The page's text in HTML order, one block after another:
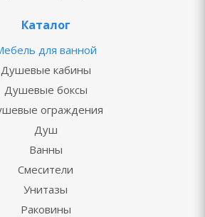
Каталог
для ванной
Душевые кабины
Душевые боксы
ограждения
Душ
Ванны
Смесители
Унитазы
Раковины